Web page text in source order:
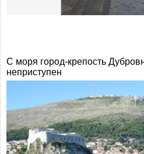
C моря город-крепость
неприступен